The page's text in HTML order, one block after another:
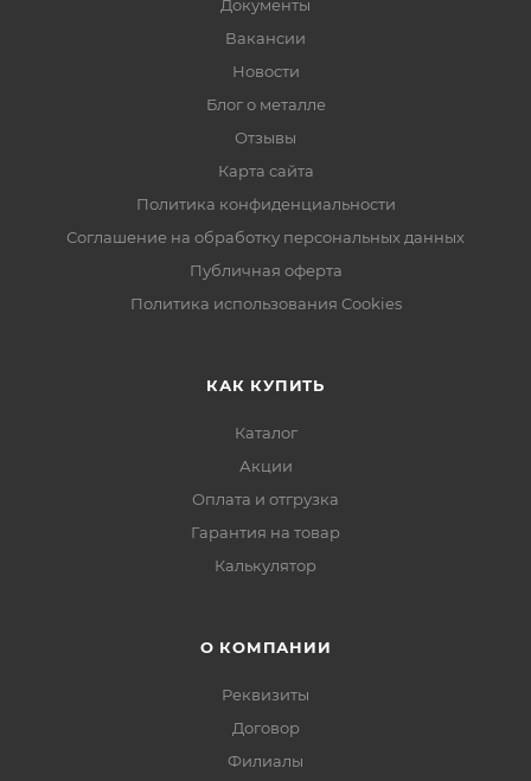
Документы
Вакансии
Новости
Блог о металле
Отзывы
Карта сайта
Политика конфиденциальности
Соглашение на обработку персональных данных
Публичная оферта
Политика использования Cookies
КАК КУПИТЬ
Каталог
Акции
Оплата и отгрузка
Гарантия на товар
Калькулятор
О КОМПАНИИ
Реквизиты
Договор
Филиалы